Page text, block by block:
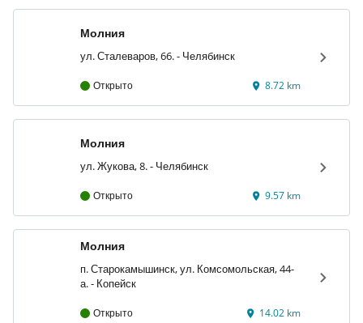
Молния
ул. Сталеваров, 66. - Челябинск
Открыто 8.72 km
Молния
ул. Жукова, 8. - Челябинск
Открыто 9.57 km
Молния
п. Старокамышинск, ул. Комсомольская, 44-
а. - Копейск
Открыто 14.02 km